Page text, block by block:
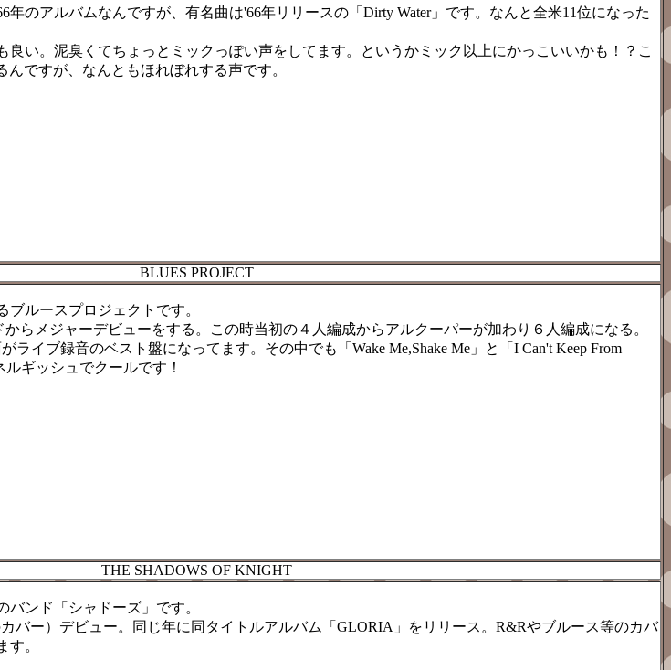
年のアルバムなんですが、有名曲は'66年リリースの「Dirty Water」です。なんと全米11位になった
良い。泥臭くてちょっとミックっぽい声をしてます。というかミック以上にかっこいいかも！？こ
ですが、なんともほれぼれする声です。
BLUES PROJECT
ルースプロジェクトです。
らメジャーデビューをする。この時当初の４人編成からアルクーパーが加わり６人編成になる。
ライブ録音のベスト盤になってます。その中でも「Wake Me,Shake Me」と「I Can't Keep From
ギッシュでクールです！
THE SHADOWS OF KNIGHT
ンド「シャドーズ」です。
バー）デビュー。同じ年に同タイトルアルバム「GLORIA」をリリース。R&Rやブルース等のカバ
す。